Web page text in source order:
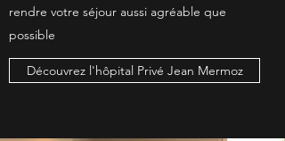
rendre votre séjour aussi agréable que
possible
Découvrez l'hôpital Privé Jean Mermoz